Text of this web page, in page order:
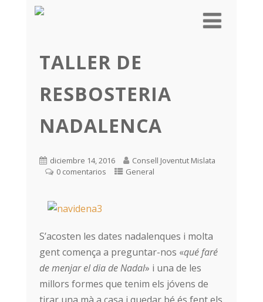
TALLER DE
RESBOSTERIA
NADALENCA
diciembre 14, 2016
Consell Joventut Mislata
0 comentarios
General
S’acosten les dates nadalenques i molta
gent comença a preguntar-nos «qué faré
de menjar el dia de Nadal» i una de les
millors formes que tenim els jóvens de